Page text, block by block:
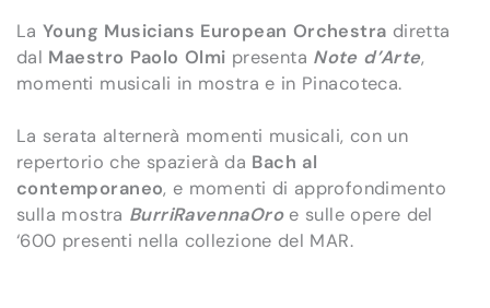
La Young Musicians European Orchestra diretta
dal Maestro Paolo Olmi presenta Note d’Arte,
momenti musicali in mostra e in Pinacoteca.
La serata alternerà momenti musicali, con un
repertorio che spazierà da Bach al
contemporaneo, e momenti di approfondimento
sulla mostra BurriRavennaOroe sulle opere del
‘600 presenti nella collezione del MAR.